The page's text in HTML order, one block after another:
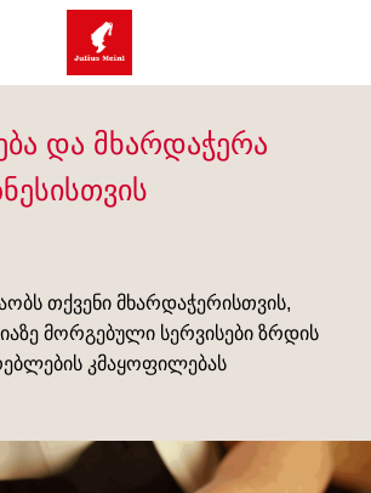
და მხარდაჭერა
თქვენი მხარდაჭერისთვის,
მორგებული სერვისები ზრდის
კმაყოფილებას